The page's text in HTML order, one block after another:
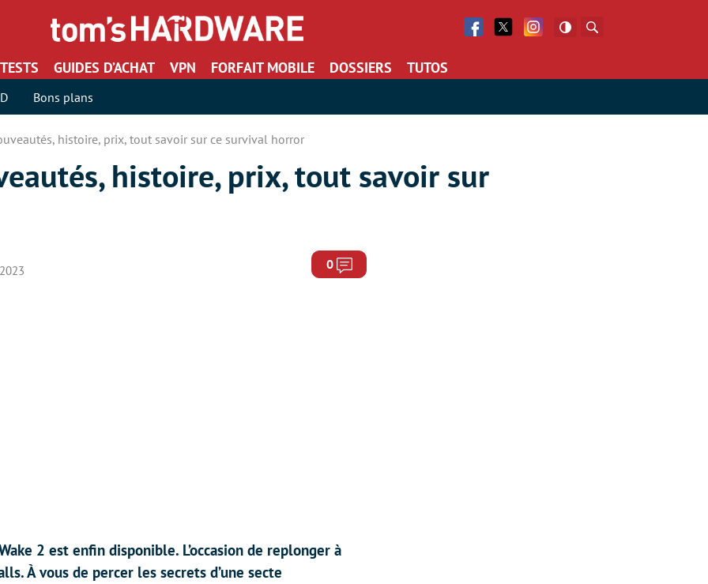
Facebook
Twitter Facebook
TESTS GUIDES D’ACHAT VPN FORFAIT MOBILE DOSSIERS TUTOS
Bons plans
histoire, prix, tout savoir sur ce survival horror
histoire, prix, tout savoir sur
0 Commentaires
2 est enfin disponible. L’occasion de replonger à
À vous de percer les secrets d’une secte